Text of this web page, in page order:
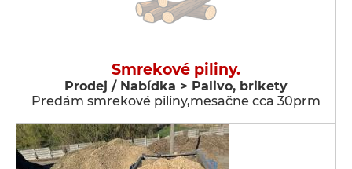
Smrekové piliny.
Prodej / Nabídka > Palivo, brikety
Predám smrekové piliny,mesačne cca 30prm